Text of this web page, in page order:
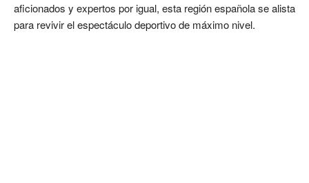
aficionados y expertos por igual, esta región española se alista
para revivir el espectáculo deportivo de máximo nivel.